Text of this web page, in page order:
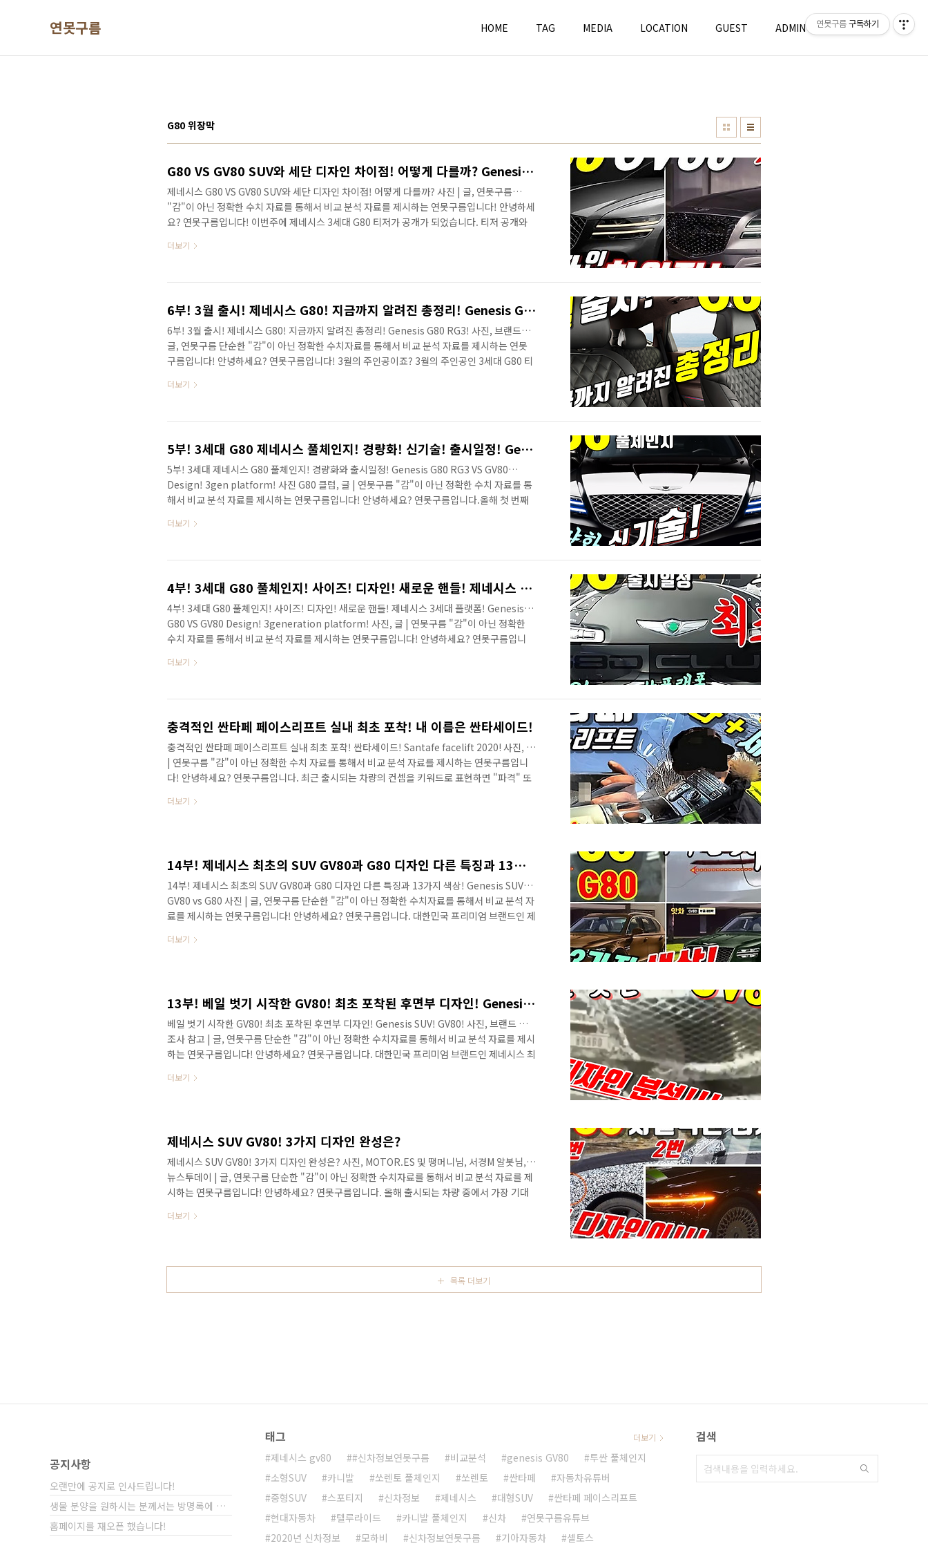
연못구름 HOME TAG MEDIA LOCATION GUEST ADMIN WRITE
G80 위장막
G80 VS GV80 SUV와 세단 디자인 차이점! 어떻게 다를까? Genesis G80 VS GV80 Design Difference
제네시스 G80 VS GV80 SUV와 세단 디자인 차이점! 어떻게 다를까? 사진 | 글, 연못구름
"감"이 아닌 정확한 수치 자료를 통해서 비교 분석 자료를 제시하는 연못구름입니다! 안녕하세
요? 연못구름입니다! 이번주에 제네시스 3세대 G80 티저가 공개가 되었습니다. 티저 공개와
가를 받은 것 같습니다. # 연못구름 유튜브 채널 링크
차정보 연못구름 단순한 "감"이 아닌 정확한 수치자료를 통해서 비교 분석 자료를 제시하는 연
더보기
6부! 3월 출시! 제네시스 G80! 지금까지 알려진 총정리! Genesis G80 RG3!
6부! 3월 출시! 제네시스 G80! 지금까지 알려진 총정리! Genesis G80 RG3! 사진, 브랜드사 |
글, 연못구름 단순한 "감"이 아닌 정확한 수치자료를 통해서 비교 분석 자료를 제시하는 연못
구름입니다! 안녕하세요? 연못구름입니다! 3월의 주인공이죠? 3월의 주인공인 3세대 G80 티
발적이었습니다. # 동일한 사진이지만 편집된 영상으로 보시면 더욱 생동감이 넘치는데 아직
습니다! 감성적인 실내는 GV80보다도 한층 더 감성적인 느낌입니다. 이번 달 말에 3세대 코드
더보기
5부! 3세대 G80 제네시스 풀체인지! 경량화! 신기술! 출시일정! Genesis G80 VS GV80 Design! 3gen platform!
5부! 3세대 제네시스 G80 풀체인지! 경량화와 출시일정! Genesis G80 RG3 VS GV80
Design! 3gen platform! 사진 G80 클럽, 글 | 연못구름 "감"이 아닌 정확한 수치 자료를 통
해서 비교 분석 자료를 제시하는 연못구름입니다! 안녕하세요? 연못구름입니다.올해 첫 번째
판매량 목표의 80%를 사전 계약에서 판매하는 기염을 보여주었습니다. 출시 전에 부정적인
리고 두 번째 주자로 3월 경에 3세대로 풀체인지 되는 G80이 출시될 예정입니다. GV80에 이
더보기
4부! 3세대 G80 풀체인지! 사이즈! 디자인! 새로운 핸들! 제네시스 3세대 플랫폼! Genesis G80 VS GV80 Design! 3generation platform!
4부! 3세대 G80 풀체인지! 사이즈! 디자인! 새로운 핸들! 제네시스 3세대 플랫폼! Genesis
G80 VS GV80 Design! 3generation platform! 사진, 글 | 연못구름 "감"이 아닌 정확한
수치 자료를 통해서 비교 분석 자료를 제시하는 연못구름입니다! 안녕하세요? 연못구름입니
차량을 출시한다는 것 자체가 사실 놀라운 일이라고 할 수 있습니다. 새로운 디자인의 GV80은
되었던 차량 중에서도 정말 말이 많았던 차량인데, 오죽하면 "군대 갈때 소식을 들었는데 제대
더보기
충격적인 싼타페 페이스리프트 실내 최초 포착! 내 이름은 싼타세이드!
충격적인 싼타페 페이스리프트 실내 최초 포착! 싼타세이드! Santafe facelift 2020! 사진, 글
| 연못구름 "감"이 아닌 정확한 수치 자료를 통해서 비교 분석 자료를 제시하는 연못구름입니
다! 안녕하세요? 연못구름입니다. 최근 출시되는 차량의 컨셉을 키워드로 표현하면 "파격" 또
시죠? 단순 상품성 변경인 페이스리프트 차량임에도 불구하고 외부 디자인과 실내 디자인이 완
더보기
14부! 제네시스 최초의 SUV GV80과 G80 디자인 다른 특징과 13가지 색상!
14부! 제네시스 최초의 SUV GV80과 G80 디자인 다른 특징과 13가지 색상! Genesis SUV!
GV80 vs G80 사진 | 글, 연못구름 단순한 "감"이 아닌 정확한 수치자료를 통해서 비교 분석 자
료를 제시하는 연못구름입니다! 안녕하세요? 연못구름입니다. 대한민국 프리미엄 브랜드인 제
전 계약을 시작할 것 같은데 상당수의 정보가 오픈 되기 시작할 것 같습니다. 연못구름은 지금
더보기
13부! 베일 벗기 시작한 GV80! 최초 포착된 후면부 디자인! Genesis SUV! GV80!
베일 벗기 시작한 GV80! 최초 포착된 후면부 디자인! Genesis SUV! GV80! 사진, 브랜드 제
조사 참고 | 글, 연못구름 단순한 "감"이 아닌 정확한 수치자료를 통해서 비교 분석 자료를 제시
하는 연못구름입니다! 안녕하세요? 연못구름입니다. 대한민국 프리미엄 브랜드인 제네시스 최
남았다고 할 수 있기 때문에 관심은 절정에 이르는 것 같습니다. 특히 자동차를 좋아하는 물론
더보기
제네시스 SUV GV80! 3가지 디자인 완성은?
제네시스 SUV GV80! 3가지 디자인 완성은? 사진, MOTOR.ES 및 땡머니님, 서경M 알봇님,이
뉴스투데이 | 글, 연못구름 단순한 "감"이 아닌 정확한 수치자료를 통해서 비교 분석 자료를 제
시하는 연못구름입니다! 안녕하세요? 연못구름입니다. 올해 출시되는 차량 중에서 가장 기대
지난 2년간 동안 GV80과 관련되어서 많은 영상과 다양한 포스팅으로 새로운 소식을 전달해 드
점으로, 두터웠던 위장막이 조금씩 제거되면서 지금까..
더보기
목록 더보기
공지사항
오랜만에 공지로 인사드립니다!
생물 분양을 원하시는 분께서는 방명록에 비밀글⋯
홈페이지를 재오픈 했습니다!
태그
제네시스 gv80 #신차정보연못구름 비교분석 genesis GV80
투싼 풀체인지
소형SUV
카니발 쏘렌토 풀체인지 쏘렌토 싼타페
자동차유튜버
중형SUV
스포티지 신차정보 제네시스 대형SUV
싼타페 페이스리프트
현대자동차
텔루라이드 카니발 풀체인지 신차
연못구름유튜브
2020년 신차정보
모하비 신차정보연못구름 기아자동차 셀토스
더보기 검색
연못구름 구독하기